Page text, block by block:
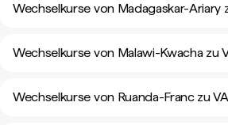
Wechselkurse von Madagaskar-Ariary
Wechselkurse von Malawi-Kwacha zu
Wechselkurse von Ruanda-Franc zu